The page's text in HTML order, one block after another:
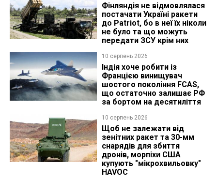
Фінляндія не відмовлялася
постачати Україні ракети
до Patriot, бо в неї їх ніколи
не було та що можуть
передати ЗСУ крім них
10 серпень 2026
Індія хоче робити із
Францією винищувач
шостого покоління FCAS,
що остаточно залишає РФ
за бортом на десятиліття
10 серпень 2026
Щоб не залежати від
зенітних ракет та 30-мм
снарядів для збиття
дронів, морпіхи США
купують "мікрохвильовку"
HAVOC